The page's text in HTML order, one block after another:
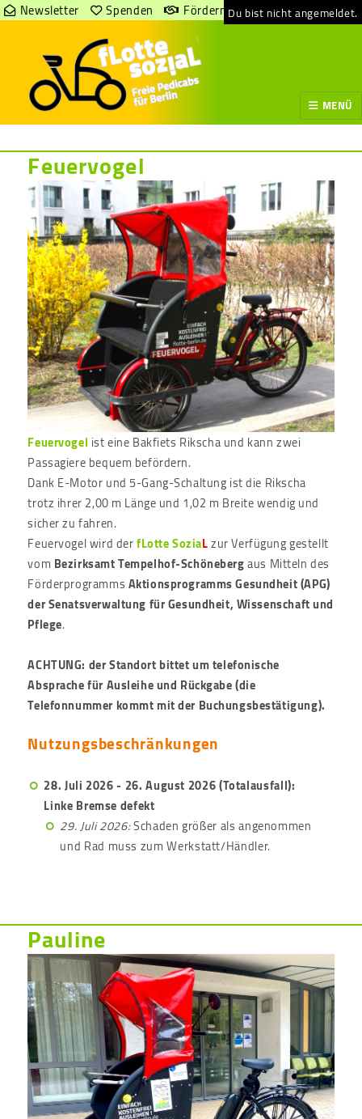
Newsletter Spenden Fördern Du bist nicht angemeldet.
MENÜ
Feuervogel
Feuervogel ist eine Bakfiets Rikscha und kann zwei
Passagiere bequem befördern.
Dank E-Motor und 5-Gang-Schaltung ist die Rikscha
trotz ihrer 2,00 m Länge und 1,02 m Breite wendig und
sicher zu fahren.
Feuervogel wird derfLotte SoziaLzur Verfügung gestellt
vom Bezirksamt Tempelhof-Schönebergaus Mitteln des
FörderprogrammsAktionsprogramms Gesundheit (APG)
der Senatsverwaltung für Gesundheit, Wissenschaft und
Pflege.
ACHTUNG: der Standort bittet um telefonische
Absprache für Ausleihe und Rückgabe (die
Telefonnummer kommt mit der Buchungsbestätigung).
Nutzungsbeschränkungen
28. Juli 2026 - 26. August 2026(Totalausfall):
Linke Bremse defekt
29. Juli 2026:Schaden größer als angenommen
und Rad muss zum Werkstatt/Händler.
Pauline